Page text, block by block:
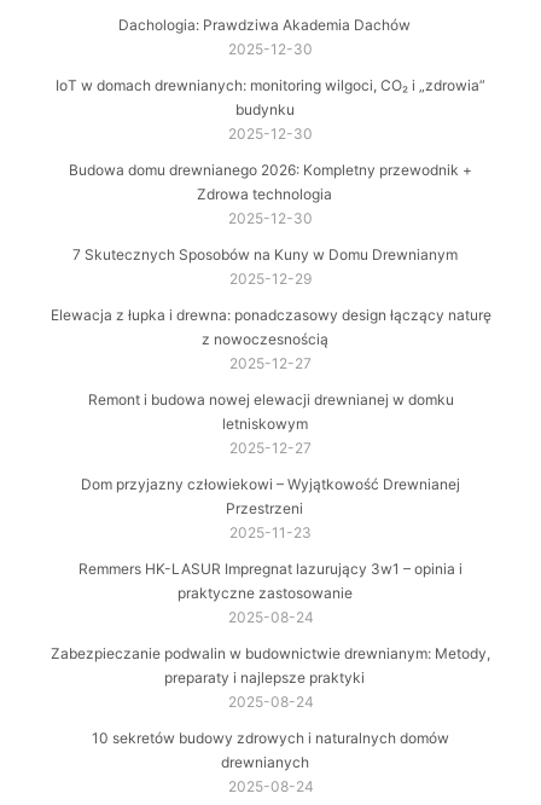
Dachologia: Prawdziwa Akademia Dachów
2025-12-30
IoT w domach drewnianych: monitoring wilgoci, CO₂ i „zdrowia”
budynku
2025-12-30
Budowa domu drewnianego 2026: Kompletny przewodnik +
Zdrowa technologia
2025-12-30
7 Skutecznych Sposobów na Kuny w Domu Drewnianym
2025-12-29
Elewacja z łupka i drewna: ponadczasowy design łączący naturę
z nowoczesnością
2025-12-27
Remont i budowa nowej elewacji drewnianej w domku
letniskowym
2025-12-27
Dom przyjazny człowiekowi – Wyjątkowość Drewnianej
Przestrzeni
2025-11-23
Remmers HK-LASUR Impregnat lazurujący 3w1 – opinia i
praktyczne zastosowanie
2025-08-24
Zabezpieczanie podwalin w budownictwie drewnianym: Metody,
preparaty i najlepsze praktyki
2025-08-24
10 sekretów budowy zdrowych i naturalnych domów
drewnianych
2025-08-24